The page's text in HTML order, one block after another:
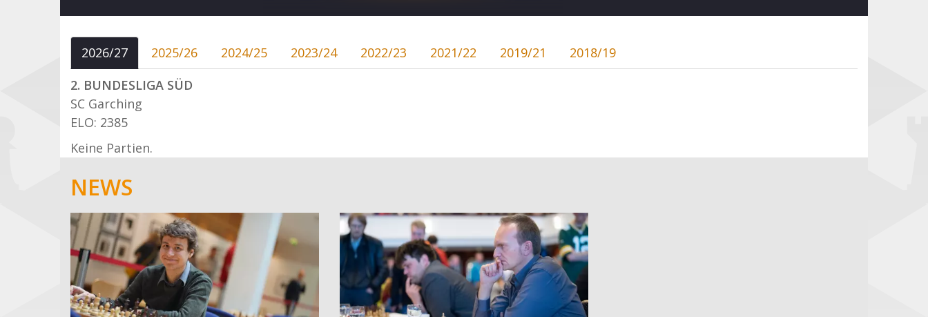
2026/27 2025/26 2024/25 2023/24 2022/23 2021/22 2019/21
2018/19
2. BUNDESLIGA SÜD
SC Garching
ELO: 2385
Keine Partien.
NEWS